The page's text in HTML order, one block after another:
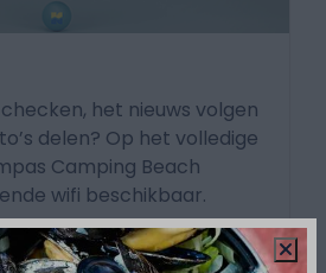
het nieuws volgen
delen? Op het volledige
Camping Beach
wifi beschikbaar.